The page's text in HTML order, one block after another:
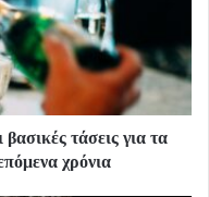
τάσεις για τα
χρόνια